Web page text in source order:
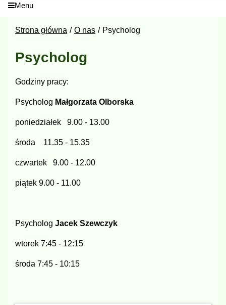
Menu
Strona główna O nas Psycholog
Psycholog
Godziny pracy:
Psycholog Małgorzata Olborska
poniedziałek 9.00 - 13.00
środa 11.35 - 15.35
czwartek 9.00 - 12.00
piątek 9.00 - 11.00
Psycholog Jacek Szewczyk
wtorek 7:45 - 12:15
środa 7:45 - 10:15